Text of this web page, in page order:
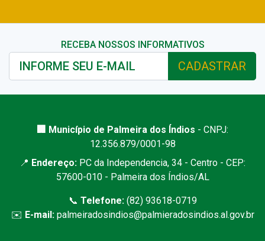
RECEBA NOSSOS INFORMATIVOS
CADASTRAR
🏢 Município de Palmeira dos Índios - CNPJ:
12.356.879/0001-98
📍 Endereço: PC da Independencia, 34 - Centro - CEP:
57600-010 - Palmeira dos Índios/AL
📞 Telefone:(82) 93618-0719
✉️ E-mail: palmeiradosindios@palmieradosindios.al.gov.br